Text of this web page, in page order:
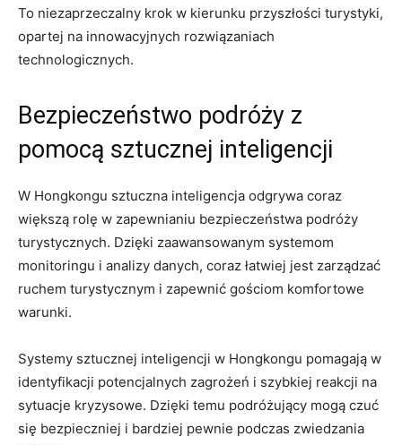
To niezaprzeczalny krok ⁣w‌ kierunku przyszłości turystyki,
opartej na innowacyjnych rozwiązaniach
technologicznych.
Bezpieczeństwo ⁢podróży z
pomocą sztucznej ‌inteligencji
W Hongkongu sztuczna inteligencja odgrywa⁢ coraz
⁤większą rolę w zapewnianiu bezpieczeństwa podróży
turystycznych. Dzięki⁢ zaawansowanym systemom
⁣monitoringu i analizy danych, coraz łatwiej jest zarządzać
ruchem turystycznym i⁣ zapewnić gościom komfortowe
warunki.
Systemy sztucznej inteligencji w Hongkongu pomagają w
identyfikacji potencjalnych zagrożeń i szybkiej reakcji na
sytuacje kryzysowe. ⁣Dzięki temu podróżujący mogą czuć
się⁤ bezpieczniej i bardziej​ pewnie podczas​ zwiedzania